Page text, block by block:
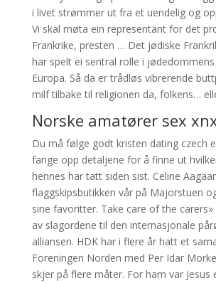
i livet strømmer ut fra et uendelig og
Vi skal møta ein representant for det
Frankrike, presten … Det jødiske
har spelt ei sentral rolle i
Europa. Så da er trådløs vibrerende
milf tilbake til religionen da, folkens…
Norske amatører sex
Du må følge godt kristen dating czech
fange opp detaljene for å finne ut
hennes har tatt siden sist. Celine
flaggskipsbutikken vår på Majorstuen
sine favoritter. Take care of the
av slagordene til den internasjonale
alliansen. HDK har i flere år hatt et
Foreningen Norden med Per Idar
skjer på flere måter. For ham var Jesus